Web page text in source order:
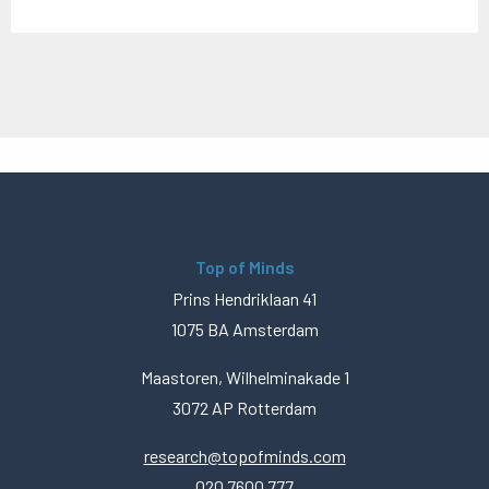
Top of Minds
Prins Hendriklaan 41
1075 BA Amsterdam
Maastoren, Wilhelminakade 1
3072 AP Rotterdam
research@topofminds.com